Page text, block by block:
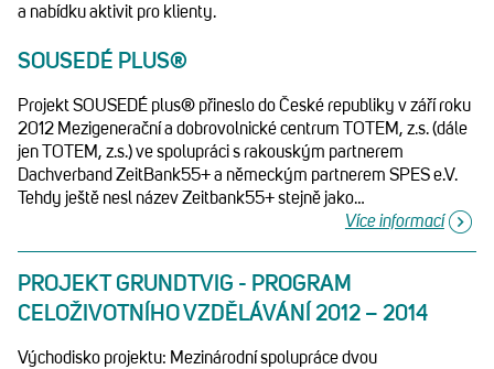
a nabídku aktivit pro klienty.
SOUSEDÉ PLUS®
Projekt SOUSEDÉ plus® přineslo do České republiky v září roku
2012 Mezigenerační a dobrovolnické centrum TOTEM, z.s. (dále
jen TOTEM, z.s.) ve spolupráci s rakouským partnerem
Dachverband ZeitBank55+ a německým partnerem SPES e.V.
Tehdy ještě nesl název Zeitbank55+ stejně jako…
Více informací
PROJEKT GRUNDTVIG - PROGRAM
CELOŽIVOTNÍHO VZDĚLÁVÁNÍ 2012 – 2014
Východisko projektu: Mezinárodní spolupráce dvou